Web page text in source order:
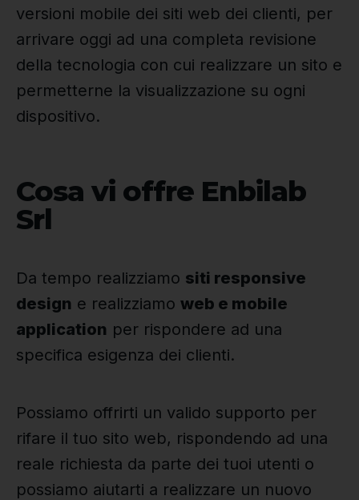
versioni mobile dei siti web dei clienti, per
arrivare oggi ad una completa revisione
della tecnologia con cui realizzare un sito e
permetterne la visualizzazione su ogni
dispositivo.
Cosa vi offre Enbilab
Srl
Da tempo realizziamo siti responsive
design e realizziamo web e mobile
application per rispondere ad una
specifica esigenza dei clienti.
Possiamo offrirti un valido supporto per
rifare il tuo sito web, rispondendo ad una
reale richiesta da parte dei tuoi utenti o
possiamo aiutarti a realizzare un nuovo